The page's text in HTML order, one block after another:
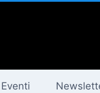
Eventi